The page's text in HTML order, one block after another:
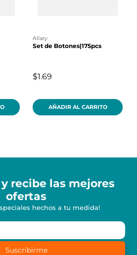
allary
Set de Botones|175pcs
$1.69
AÑADIR AL CARRITO
recibe las mejores
ofertas
hechos a tu medida!
Suscribirme